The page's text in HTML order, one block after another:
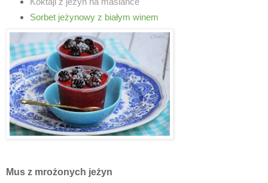
Sorbet jeżynowy z białym winem
Mus z mrożonych jeżyn